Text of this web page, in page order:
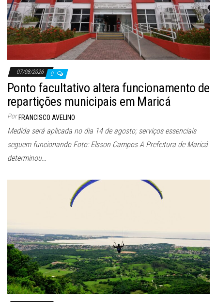
07/08/2026 0
Ponto facultativo altera funcionamento de
repartições municipais em Maricá
Por FRANCISCO AVELINO
Medida será aplicada no dia 14 de agosto; serviços essenciais
seguem funcionando Foto: Elsson Campos A Prefeitura de Maricá
determinou…